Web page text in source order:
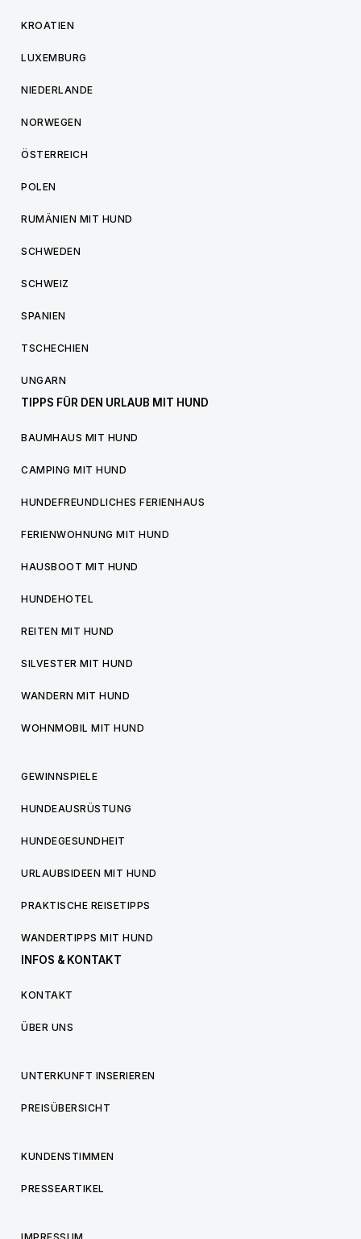
KROATIEN
LUXEMBURG
NIEDERLANDE
NORWEGEN
ÖSTERREICH
POLEN
RUMÄNIEN MIT HUND
SCHWEDEN
SCHWEIZ
SPANIEN
TSCHECHIEN
UNGARN
TIPPS FÜR DEN URLAUB MIT HUND
BAUMHAUS MIT HUND
CAMPING MIT HUND
HUNDEFREUNDLICHES FERIENHAUS
FERIENWOHNUNG MIT HUND
HAUSBOOT MIT HUND
HUNDEHOTEL
REITEN MIT HUND
SILVESTER MIT HUND
WANDERN MIT HUND
WOHNMOBIL MIT HUND
GEWINNSPIELE
HUNDEAUSRÜSTUNG
HUNDEGESUNDHEIT
URLAUBSIDEEN MIT HUND
PRAKTISCHE REISETIPPS
WANDERTIPPS MIT HUND
INFOS & KONTAKT
KONTAKT
ÜBER UNS
UNTERKUNFT INSERIEREN
PREISÜBERSICHT
KUNDENSTIMMEN
PRESSEARTIKEL